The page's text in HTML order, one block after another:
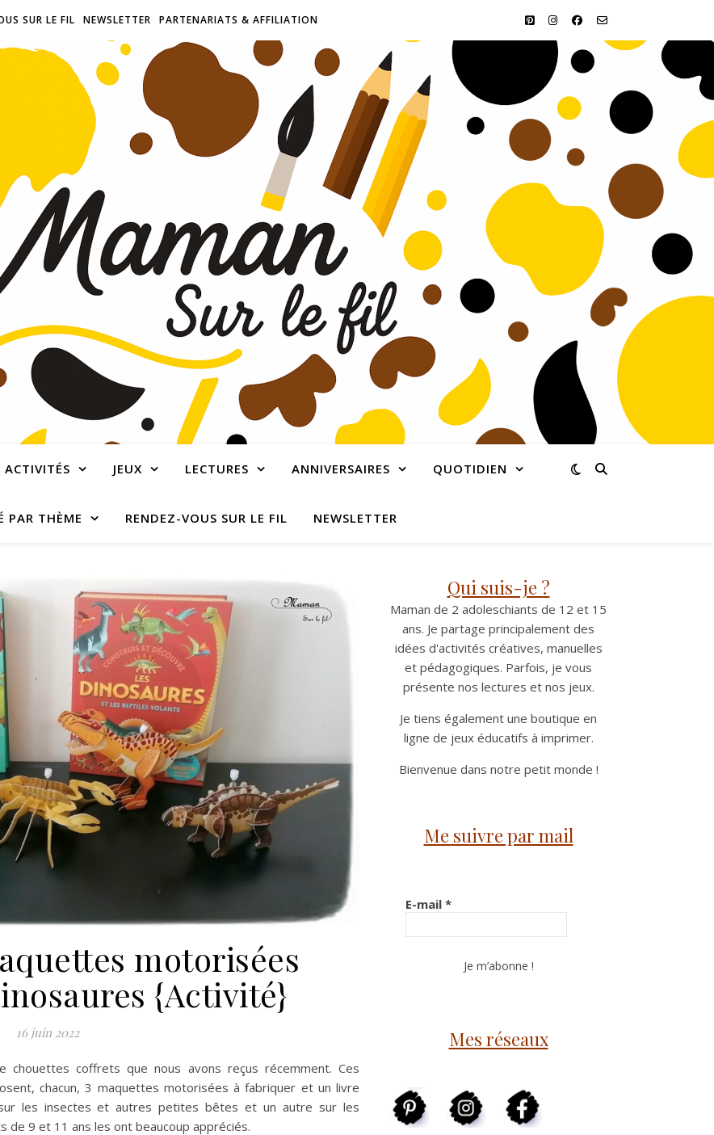
SUR LE FIL NEWSLETTER PARTENARIATS & AFFILIATION
ACTIVITÉS JEUX LECTURES ANNIVERSAIRES QUOTIDIEN
PAR THÈME RENDEZ-VOUS SUR LE FIL NEWSLETTER
motorisées
{Activité}
16 juin 2022
coffrets que nous avons reçus récemment. Ces
chacun, 3 maquettes motorisées à fabriquer et un livre
les insectes et autres petites bêtes et un autre sur les
9 et 11 ans les ont beaucoup appréciés.
Qui suis-je ?
Maman de 2 adoleschiants de 12 et 15
ans. Je partage principalement des
idées d'activités créatives, manuelles
et pédagogiques. Parfois, je vous
présente nos lectures et nos jeux.
Je tiens également une boutique en
ligne de jeux éducatifs à imprimer.
Bienvenue dans notre petit monde !
Me suivre par mail
E-mail *
Mes réseaux